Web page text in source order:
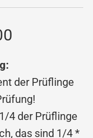
der Prüflinge
4 der Prüflinge
das sind 1/4 *